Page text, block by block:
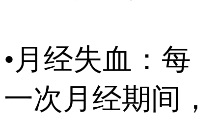
•月经失血：每
一次月经期间，